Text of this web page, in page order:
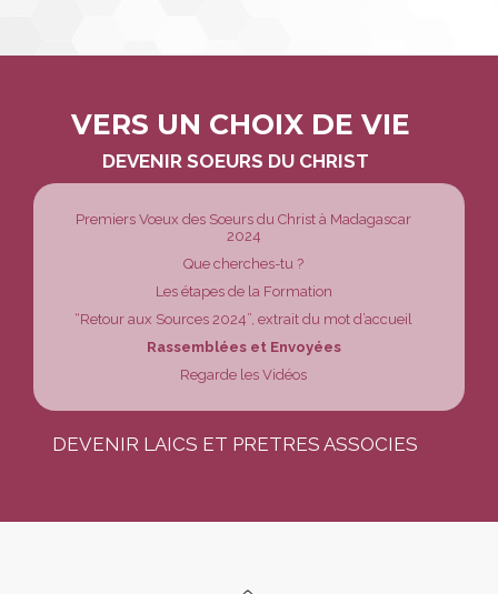
NavigationVERS UN CHOIX DE VIE
DEVENIR SOEURS DU CHRIST
Premiers Vœux des Sœurs du Christ à Madagascar
2024
Que cherches-tu ?
Les étapes de la Formation
“Retour aux Sources 2024”, extrait du mot d’accueil
Rassemblées et Envoyées
Regarde les Vidéos
DEVENIR LAICS ET PRETRES ASSOCIES